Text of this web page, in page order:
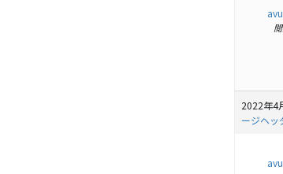
2022年4
ージヘッ